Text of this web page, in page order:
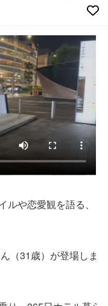
や恋愛観を語る、
（31歳）が登場しま